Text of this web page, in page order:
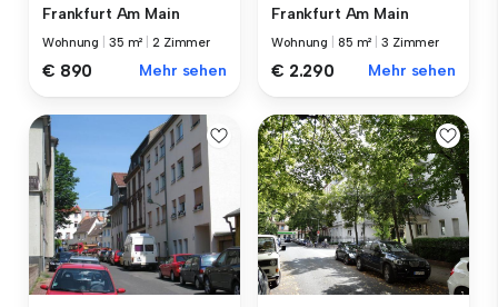
Frankfurt Am Main
Wohnung 35 m² |2 Zimmer
€ 890 Mehr sehen
Frankfurt Am Main
Wohnung 85 m² |3 Zimmer
€ 2.290 Mehr sehen